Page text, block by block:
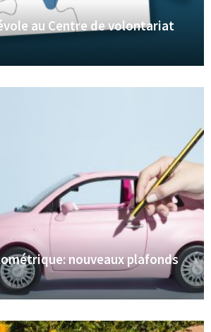
au Centre de volontariat
nouveaux plafonds